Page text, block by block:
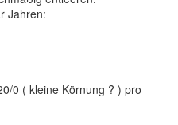
Jahren:
0 ( kleine Körnung ? ) pro